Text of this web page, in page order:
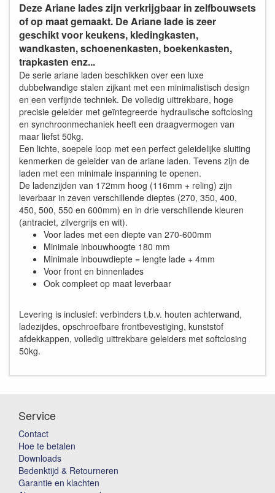
Deze Ariane lades zijn verkrijgbaar in zelfbouwsets
of op maat gemaakt. De Ariane lade is zeer
geschikt voor keukens, kledingkasten,
wandkasten, schoenenkasten, boekenkasten,
trapkasten enz...
De serie ariane laden beschikken over een luxe
dubbelwandige stalen zijkant met een minimalistisch design
en een verfijnde techniek. De volledig uittrekbare, hoge
precisie geleider met geïntegreerde hydraulische softclosing
en synchroonmechaniek heeft een draagvermogen van
maar liefst 50kg.
Een lichte, soepele loop met een perfect geleidelijke sluiting
kenmerken de geleider van de ariane laden. Tevens zijn de
laden met een minimale inspanning te openen.
De ladenzijden van 172mm hoog (116mm + reling) zijn
leverbaar in zeven verschillende dieptes (270, 350, 400,
450, 500, 550 en 600mm) en in drie verschillende kleuren
(antraciet, zilvergrijs en wit).
Voor lades met een diepte van 270-600mm
Minimale inbouwhoogte 180 mm
Minimale inbouwdiepte = lengte lade + 4mm
Voor front en binnenlades
Ook compleet op maat leverbaar
Levering is inclusief: verbinders t.b.v. houten achterwand,
ladezijdes, opschroefbare frontbevestiging, kunststof
afdekkappen, volledig uittrekbare geleiders met softclosing
50kg.
Service
Contact
Hoe te betalen
Downloads
Bedenktijd & Retourneren
Garantie en klachten